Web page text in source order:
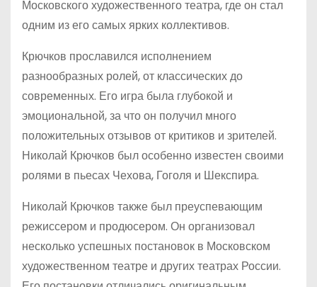
Московского художественного театра, где он стал
одним из его самых ярких коллективов.
Крючков прославился исполнением
разнообразных ролей, от классических до
современных. Его игра была глубокой и
эмоциональной, за что он получил много
положительных отзывов от критиков и зрителей.
Николай Крючков был особенно известен своими
ролями в пьесах Чехова, Гоголя и Шекспира.
Николай Крючков также был преуспевающим
режиссером и продюсером. Он организовал
несколько успешных постановок в Московском
художественном театре и других театрах России.